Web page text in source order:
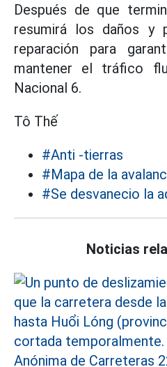
Después de que
resumirá los daños y
reparación para
mantener el tráfico
Nacional 6.
Tô Thế
#Anti -tierras
#Mapa de la
#Se desvanecio la
Noticias